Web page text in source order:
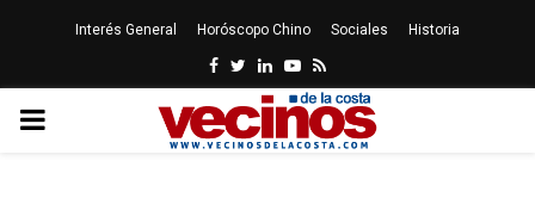
Interés General Horóscopo Chino Sociales Historia
Facebook
Twitter
LinkedinYoutube
Rss
PRIMARY